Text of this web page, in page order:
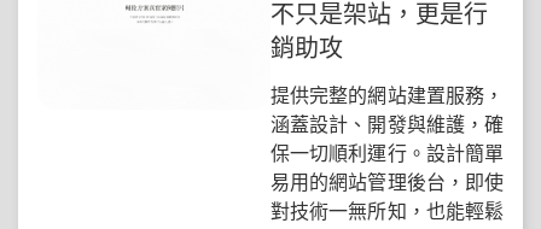
不只是架站，更是行
銷助攻
提供完整的網站建置服務，
涵蓋設計、開發與維護，確
保一切順利運行。設計簡單
易用的網站管理後台，即使
對技術一無所知，也能輕鬆